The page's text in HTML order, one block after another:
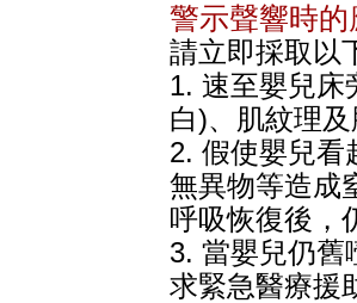
警示聲響時
請立即採取以
1. 速至嬰兒床
白)、肌紋理
2. 假使嬰兒看
無異物等造成
呼吸恢復後，
3. 當嬰兒仍舊
求緊急醫療援